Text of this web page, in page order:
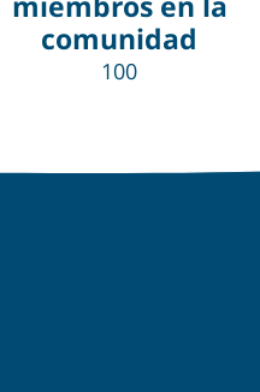
comunidad
100